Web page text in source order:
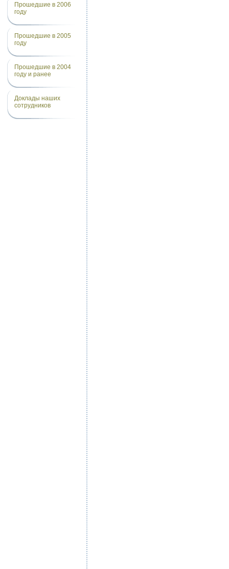
Прошедшие в 2006
году
Прошедшие в 2005
году
Прошедшие в 2004
году и ранее
Доклады наших
сотрудников